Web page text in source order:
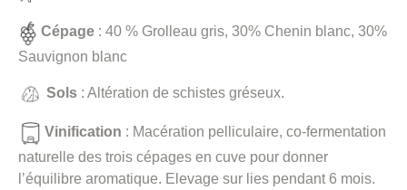
Cépage : 40 % Grolleau gris, 30% Chenin blanc, 30%
Sauvignon blanc
Sols : Altération de schistes gréseux.
Vinification : Macération pelliculaire, co-fermentation
naturelle des trois cépages en cuve pour donner
l’équilibre aromatique. Elevage sur lies pendant 6 mois.